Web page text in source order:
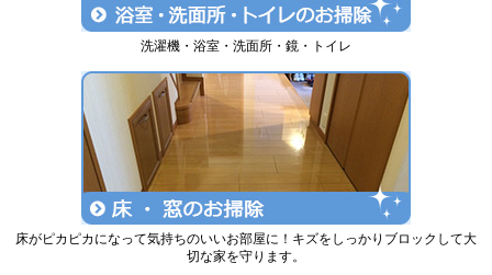
洗濯機・浴室・洗面所・鏡・トイレ
床がピカピカになって気持ちのいいお部屋に！キズをしっかりブロックして大
切な家を守ります。